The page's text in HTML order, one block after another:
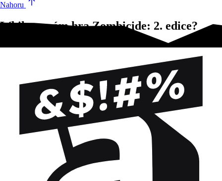
Nahoru
Líbila se vám hra Zombicide: 2. edice?